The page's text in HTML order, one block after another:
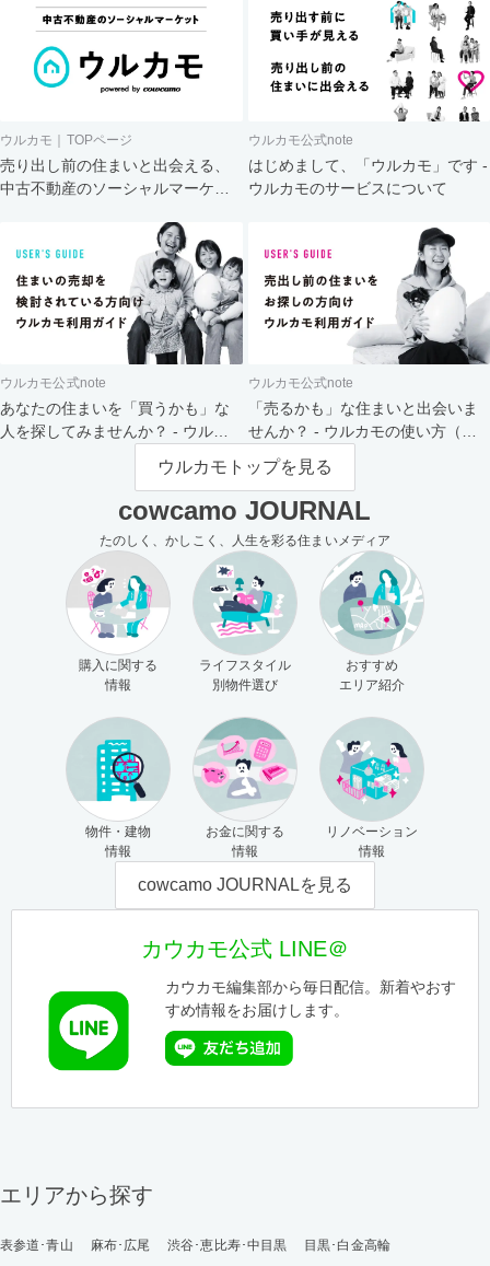
ウルカモ｜TOPページ
売り出し前の住まいと出会える、
中古不動産のソーシャルマーケッ
ウルカモ公式note
はじめまして、「ウルカモ」です -
ウルカモのサービスについて
ウルカモ公式note
あなたの住まいを「買うかも」な
人を探してみませんか？ - ウルカ
ウルカモ公式note
「売るかも」な住まいと出会いま
せんか？ - ウルカモの使い方（買
主さま向け）
ウルカモトップを見る
cowcamo JOURNAL
たのしく、かしこく、人生を彩る住まいメディア
購入に関する
情報
ライフスタイル
別物件選び
おすすめ
エリア紹介
物件・建物
情報
お金に関する
情報
リノベーション
情報
cowcamo JOURNALを見る
カウカモ公式 LINE＠
カウカモ編集部から毎日配信。新着やおす
すめ情報をお届けします。
エリアから探す
表参道･青山 麻布･広尾 渋谷･恵比寿･中目黒
目黒･白金高輪